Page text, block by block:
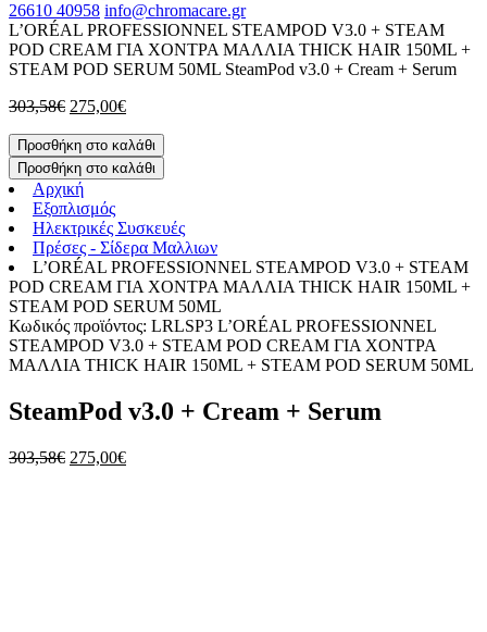
26610 40958 info@chromacare.gr
L’ORÉAL PROFESSIONNEL STEAMPOD V3.0 + STEAM
POD CREAM ΓΙΑ ΧΟΝΤΡΑ ΜΑΛΛΙΑ THICK HAIR 150ML +
STEAM POD SERUM 50ML SteamPod v3.0 + Cream + Serum
303,58€ 275,00€
Προσθήκη στο καλάθι
Προσθήκη στο καλάθι
Αρχική
Εξοπλισμός
Ηλεκτρικές Συσκευές
Πρέσες - Σίδερα Μαλλιων
L’ORÉAL PROFESSIONNEL STEAMPOD V3.0 + STEAM
POD CREAM ΓΙΑ ΧΟΝΤΡΑ ΜΑΛΛΙΑ THICK HAIR 150ML +
STEAM POD SERUM 50ML
Κωδικός προϊόντος: LRLSP3 L’ORÉAL PROFESSIONNEL
STEAMPOD V3.0 + STEAM POD CREAM ΓΙΑ ΧΟΝΤΡΑ
ΜΑΛΛΙΑ THICK HAIR 150ML + STEAM POD SERUM 50ML
SteamPod v3.0 + Cream + Serum
303,58€ 275,00€